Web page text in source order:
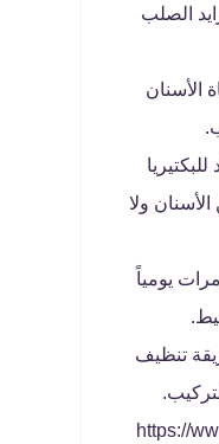
الصلب
الأسنان
ولا
يومياً
تنظيف